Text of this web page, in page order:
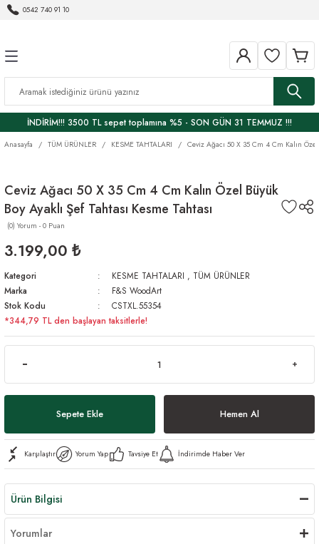
0542 740 91 10
KESME TAHTALARI
SET
SUNUM TAHTALARI
EV VE DEKORASYON
Kase
TEPSİ
MUTFAK ÜRÜNLERİ
KENDİN YAP HOBİ
EPOKSİ
AHŞAP BAKIM
HEMEL
GURME LEZZETLER
Çeşnili Zeytinyağlar
Fermente Sirkeler
ÖREN ZEYTİNYAĞI
İNDİRİM!!! 3500 TL sepet toplamına %5 - SON GÜN 31 TEMMUZ !!!
Anasayfa TÜM ÜRÜNLER KESME TAHTALARI Ceviz Ağacı 50 X 35 Cm 4 Cm Kalın
Ceviz Ağacı 50 X 35 Cm 4 Cm Kalın Özel Büyük
Boy Ayaklı Şef Tahtası Kesme Tahtası
(0) Yorum - 0 Puan
3.199,00 ₺
Kategori KESME TAHTALARI , TÜM ÜRÜNLER
Marka
F&S WoodArt
Stok Kodu
CSTXL.55354
*344,79 TL den başlayan taksitlerle!
Sepete Ekle Hemen Al
Karşılaştır Yorum Yap Tavsiye Et İndirimde Haber Ver
Ürün Bilgisi
Yorumlar